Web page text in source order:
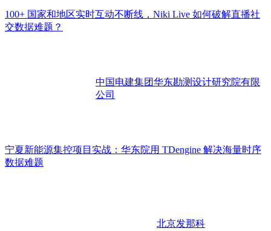
100+ 国家和地区实时互动不断线，Niki Live 如何破解直播社
交数据难题？
中国电建集团华东勘测设计研究院有限
公司
宁夏新能源集控项目实战：华东院用 TDengine 解决海量时序
数据难题
北京发那科